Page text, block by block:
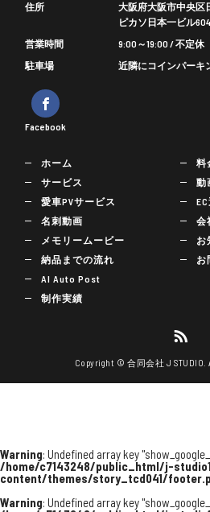
住所
大阪府大阪市中央区
ピカソ日本一ビル
営業時間
9:00～19:00 / 不定休
駐車場
近隣にコインパーキ
Facebook
ホーム
サービス
愛車PVサービス
名刺動画
メモリームービー
納品までの流れ
AI Auto Post
制作実績
料
動
会
お
お
Copyright © 合同会社 J STUDIO.
Warning: Undefined array key
/home/c7143248/public_html/j-
content/themes/story_tcd041/
Warning: Undefined array key